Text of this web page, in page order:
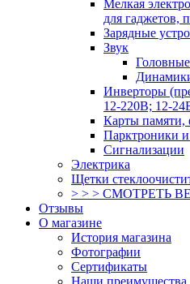
Мелкая
для гаджетов,
Зарядные
Звук
Инверторы
12-220В; 12-
Карты памяти,
Парктроники и
Сигнализации
Электрика
Щетки
> > > СМОТРЕТЬ
Отзывы
О магазине
История магазина
Фотографии
Сертификаты
Наши преимущества